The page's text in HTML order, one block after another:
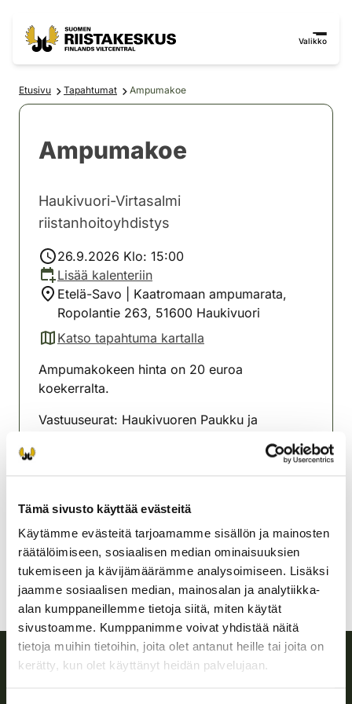
Tämä sivusto käyttää evästeitä
Käytämme evästeitä tarjoamamme sisällön ja mainosten
räätälöimiseen, sosiaalisen median ominaisuuksien
tukemiseen ja kävijämäärämme analysoimiseen. Lisäksi
jaamme sosiaalisen median, mainosalan ja analytiikka-
alan kumppaneillemme tietoja siitä, miten käytät
sivustoamme. Kumppanimme voivat yhdistää näitä
tietoja muihin tietoihin, joita olet antanut heille tai joita on
kerätty, kun olet käyttänyt heidän palvelujaan.
Valikko
Etusivu Tapahtumat Ampumakoe
Ampumakoe
Haukivuori-Virtasalmi
riistanhoitoyhdistys
26.9.2026 Klo: 15:00
Lisää kalenteriin
Etelä-Savo | Kaatromaan ampumarata,
Ropolantie 263, 51600 Haukivuori
Katso tapahtuma kartalla
(avautuu uuteen välilehteen)
Ampumakokeen hinta on 20 euroa
koekerralta.
Vastuuseurat: Haukivuoren Paukku ja
Haukivuori-Virtasalmi
Etelä-Savo
haukivuori-virtasalmi@rhy.riista.fi